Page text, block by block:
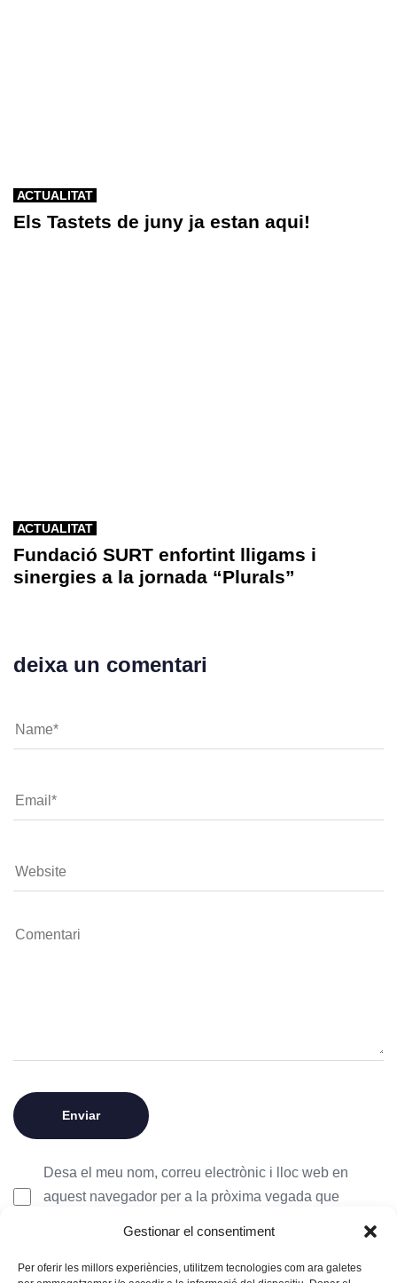
Gestionar el consentiment
Per oferir les millors experiències, utilitzem tecnologies com ara galetes
ACTUALITAT
Els Tastets de juny ja estan aqui!
ACTUALITAT
Fundació SURT enfortint lligams i
sinergies a la jornada “Plurals”
deixa un comentari
Desa el meu nom, correu electrònic i lloc web en
aquest navegador per a la pròxima vegada que